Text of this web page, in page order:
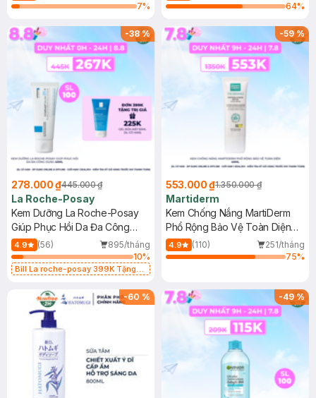
7%
64%
-38%
278.000 ₫445.000 ₫
La Roche-Posay
Kem Dưỡng La Roche-Posay
Giúp Phục Hồi Da Đa Công
Dụng 40ml
4.9 (56)
895/tháng
10%
Bill La roche-posay 399K Tặng
(SL có hạn)
-59%
553.000 ₫1.350.000 ₫
Martiderm
Kem Chống Nắng MartiDerm
Phổ Rộng Bảo Vệ Toàn Diện
40ml
4.9 (110)
251/tháng
75%
-60 % -49%